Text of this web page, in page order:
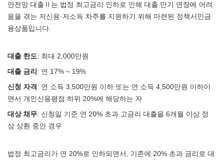
안전망 대출Ⅱ는 법정 최고금리 인하로 인해 대출 만기 연장에 어려
움을 겪는 저신용·저소득 차주를 지원하기 위해 마련된 정책서민금
융상품입니다.
대출 한도: 최대 2,000만원
대출 금리 : 연 17% ~ 19%
신청 자격 : 연 소득 3,500만원 이하 또는 연 소득 4,500만원 이하이
면서 개인신용평점 하위 20%에 해당하는 자
대상 채무: 신청일 기준 연 20% 초과 고금리 대출을 6개월 이상 정
상 상환 중인 경우
법정 최고금리가 연 20%로 인하되면서, 기존에 20% 초과 금리로 대